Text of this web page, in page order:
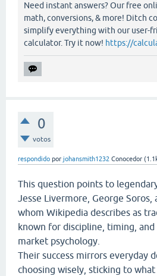
Need instant answers? Our free
math, conversions, & more! Ditch
simplify everything with our user-
calculator. Try it now! https://
0
votos
respondido por johansmith1232 Conocedor (
This question points to
Jesse Livermore, George Soros,
whom Wikipedia describes as
known for discipline, timing,
market psychology.
Their success mirrors everyday
choosing wisely, sticking to